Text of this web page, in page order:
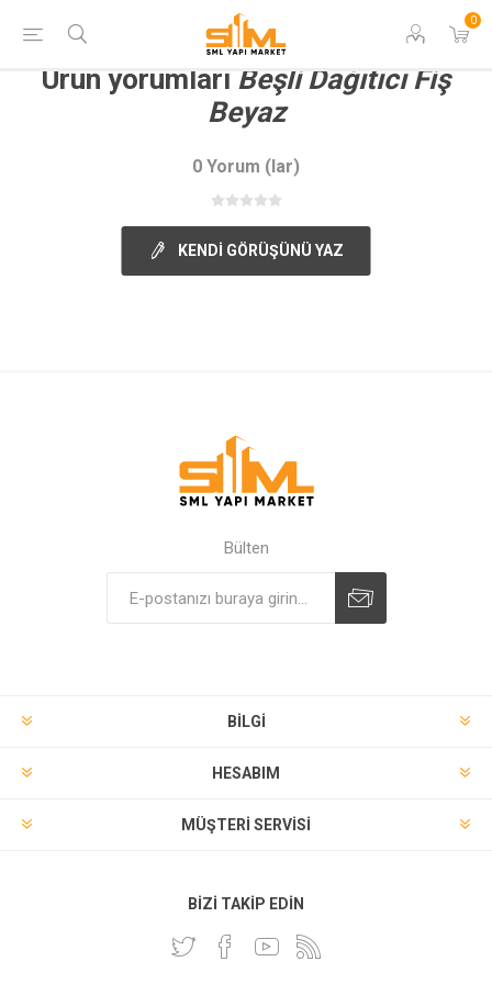
0
Ürün yorumları Beşli Dağıtıcı Fiş
Beyaz
0 Yorum (lar)
KENDI GÖRÜŞÜNÜ YAZ
Bülten
BILGI
HESABIM
MÜŞTERI SERVISI
BIZI TAKIP EDIN